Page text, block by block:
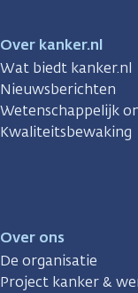
Over kanker.nl
Wat biedt kanker.nl
Nieuwsberichten
Wetenschappelijk
Kwaliteitsbewaking
Over ons
De organisatie
Project kanker &